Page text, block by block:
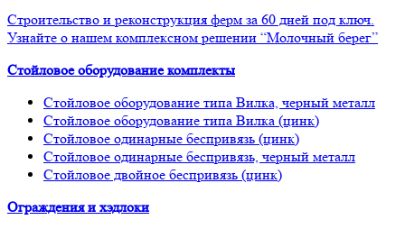
Строительство и реконструкция ферм за 60 дней под ключ.
Узнайте о нашем комплексном решении “Молочный берег”
Стойловое оборудование комплекты
Стойловое оборудование типа Вилка, черный металл
Стойловое оборудование типа Вилка (цинк)
Стойловое одинарные беспривязь (цинк)
Стойловое одинарные беспривязь, черный металл
Стойловое двойное беспривязь (цинк)
Ограждения и хэдлоки